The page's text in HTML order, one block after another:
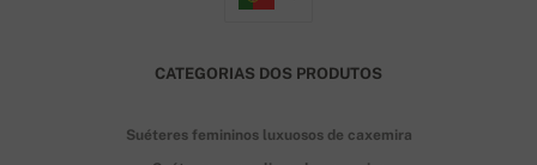
CATEGORIAS DOS PRODUTOS
Suéteres femininos luxuosos de caxemira